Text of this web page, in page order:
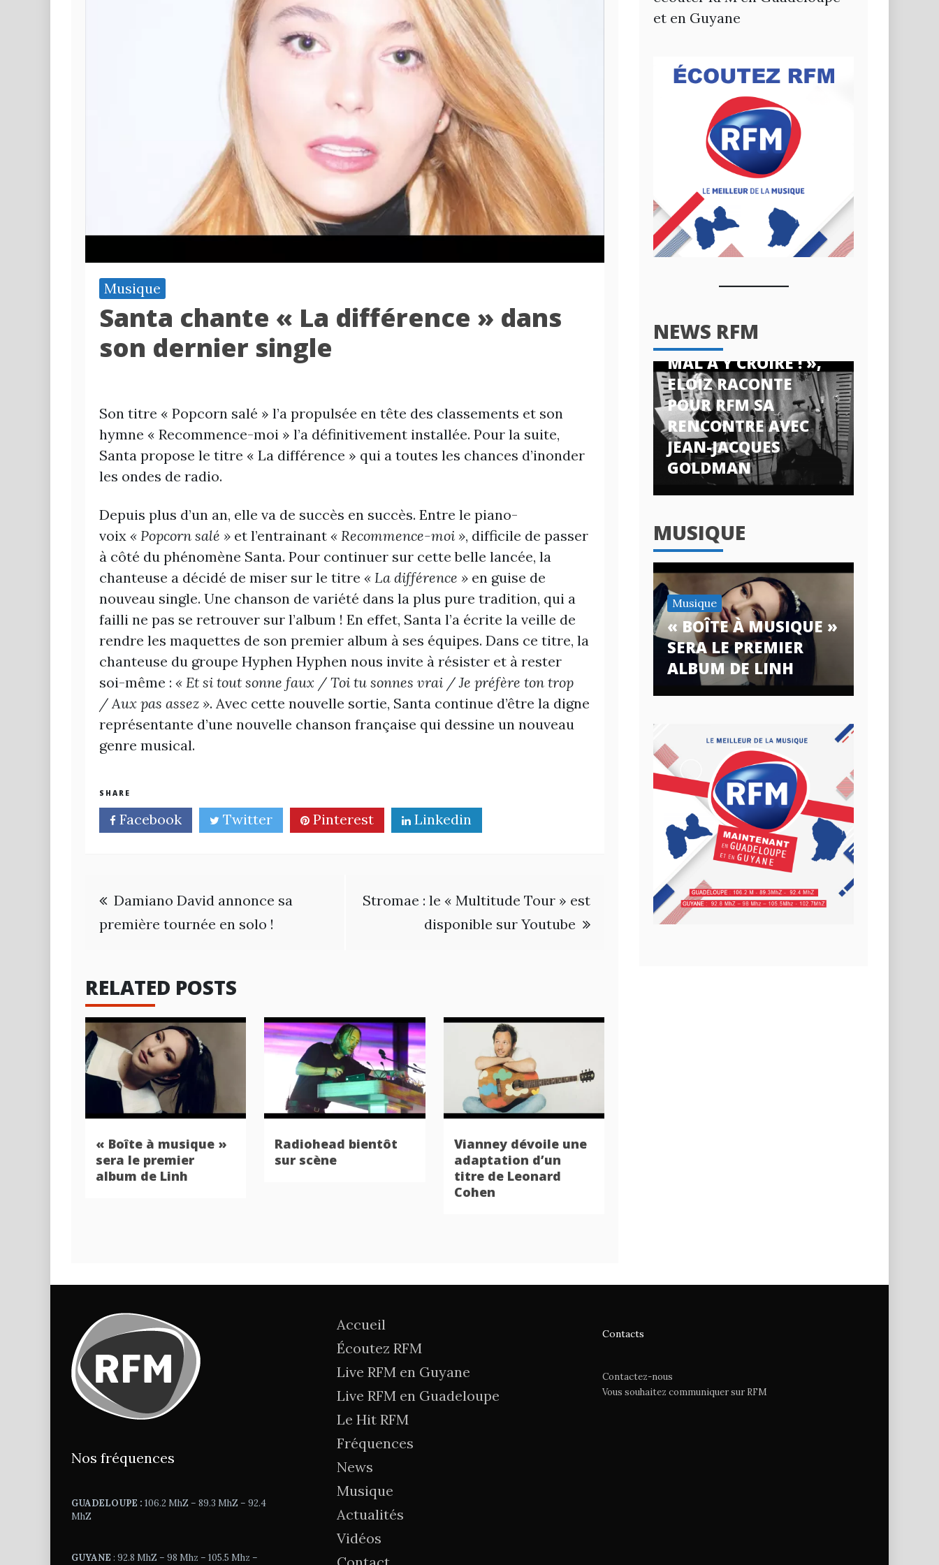
Musique
Santa chante « La différence » dans
son dernier single
Son titre « Popcorn salé » l’a propulsée en tête des classements et son
hymne « Recommence-moi » l’a définitivement installée. Pour la suite,
Santa propose le titre « La différence » qui a toutes les chances d’inonder
les ondes de radio.
Depuis plus d’un an, elle va de succès en succès. Entre le piano-
voix « Popcorn salé » et l’entrainant « Recommence-moi », difficile de passer
à côté du phénomène Santa. Pour continuer sur cette belle lancée, la
chanteuse a décidé de miser sur le titre « La différence » en guise de
nouveau single. Une chanson de variété dans la plus pure tradition, qui a
failli ne pas se retrouver sur l’album ! En effet, Santa l’a écrite la veille de
rendre les maquettes de son premier album à ses équipes. Dans ce titre, la
chanteuse du groupe Hyphen Hyphen nous invite à résister et à rester
soi-même : « Et si tout sonne faux / Toi tu sonnes vrai / Je préfère ton trop
/Aux pas assez ». Avec cette nouvelle sortie, Santa continue d’être la digne
représentante d’une nouvelle chanson française qui dessine un nouveau
genre musical.
SHARE
Facebook Twitter Pinterest Linkedin
Navigation
de
Damiano David annonce sa
première tournée en solo !
Stromae : le « Multitude Tour » est
disponible sur Youtube
RELATED POSTS
« Boîte à musique »
sera le premier
album de Linh
Radiohead bientôt
sur scène
Vianney dévoile une
adaptation d’un
titre de Leonard
Cohen
et en Guyane
NEWS RFM
« J’AI ENCORE DU
MAL À Y CROIRE ! »,
ELOIZ RACONTE
POUR RFM SA
RENCONTRE AVEC
JEAN-JACQUES
GOLDMAN
MUSIQUE
Musique
« BOÎTE À MUSIQUE »
SERA LE PREMIER
ALBUM DE LINH
Nos fréquences
GUADELOUPE : 106.2 MhZ – 89.3 MhZ – 92.4
MhZ
GUYANE : 92.8 MhZ – 98 Mhz – 105.5 Mhz –
Accueil
Écoutez RFM
Live RFM en Guyane
Live RFM en Guadeloupe
Le Hit RFM
Fréquences
News
Musique
Actualités
Vidéos
Contacts
Contactez-nous
Vous souhaitez communiquer sur RFM